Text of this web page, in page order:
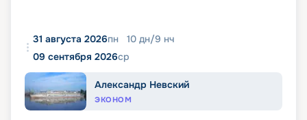
31 августа 2026пн 10 дн/9 нч
09 сентября 2026ср
Александр Невский
ЭКОНОМ